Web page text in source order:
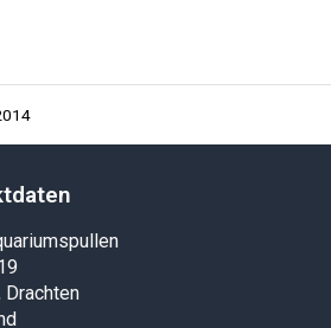
Drachten